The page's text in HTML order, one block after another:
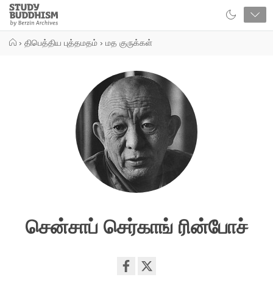
Close
Study
Buddhism
› திபெத்திய புத்தமதம் › மத குருக்கள்
சென்சாப் செர்காங் ரின்போச்